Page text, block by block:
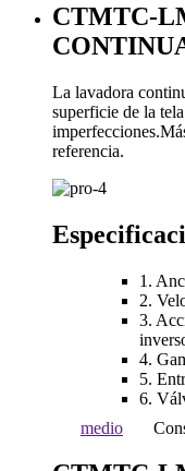
CTMTC-
La lavadora
superficie de la
referencia.
1.
2.
3.
4.
5.
6.
medio